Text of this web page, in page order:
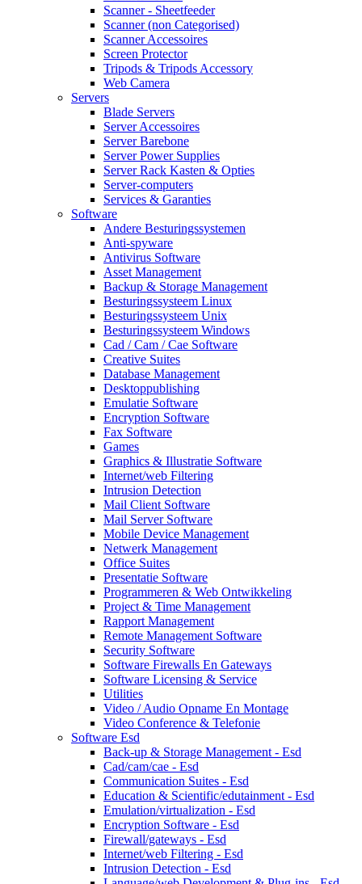
Scanner - Sheetfeeder
Scanner (non Categorised)
Scanner Accessoires
Screen Protector
Tripods & Tripods Accessory
Web Camera
Servers
Blade Servers
Server Accessoires
Server Barebone
Server Power Supplies
Server Rack Kasten & Opties
Server-computers
Services & Garanties
Software
Andere Besturingssystemen
Anti-spyware
Antivirus Software
Asset Management
Backup & Storage Management
Besturingssysteem Linux
Besturingssysteem Unix
Besturingssysteem Windows
Cad / Cam / Cae Software
Creative Suites
Database Management
Desktoppublishing
Emulatie Software
Encryption Software
Fax Software
Games
Graphics & Illustratie Software
Internet/web Filtering
Intrusion Detection
Mail Client Software
Mail Server Software
Mobile Device Management
Netwerk Management
Office Suites
Presentatie Software
Programmeren & Web Ontwikkeling
Project & Time Management
Rapport Management
Remote Management Software
Security Software
Software Firewalls En Gateways
Software Licensing & Service
Utilities
Video / Audio Opname En Montage
Video Conference & Telefonie
Software Esd
Back-up & Storage Management - Esd
Cad/cam/cae - Esd
Communication Suites - Esd
Education & Scientific/edutainment - Esd
Emulation/virtualization - Esd
Encryption Software - Esd
Firewall/gateways - Esd
Internet/web Filtering - Esd
Intrusion Detection - Esd